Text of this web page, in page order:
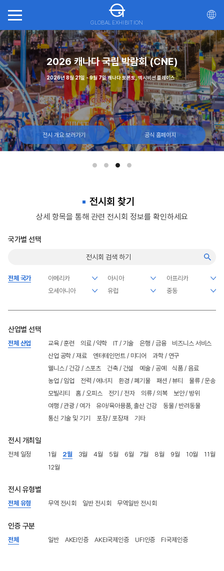
GLOBAL EXHIBITION
회(ITTS)
트리올 캐나다
전시 개요 보러가기 공식 홈페이지
스
일, 라스베이거스 컨벤션 센터
전시 개요 보러가기 공식 홈페이지
2026 캐나다 국립 박람회 (CNE)
2026년 8월 21일 - 9월 7일 캐나다 토론토, 엑시비션 플레이스
전시 개요 보러가기 공식 홈페이지
2026년 10월 21일 - 23일 마리
전시회 찾기
상세 항목을 통해 관련 전시회 정보를 확인하세요
국가별 선택
전체 국가
산업별 선택
전체 산업 교육 / 훈련 의료 / 약학 IT / 기술 은행 / 금융
비즈니스 서비스
산업 공학 / 재료
엔터테인먼트 / 미디어
과학 / 연구
웰니스 / 건강 / 스포츠
건축 / 건설 예술 / 공예
식품 / 음료
농업 / 임업
전력 / 에너지 환경 / 폐기물 패션 / 뷰티
물류 / 운송
모빌리티
홈 / 오피스 전기 / 전자 의류 / 의복
보안 / 방위
여행 / 관광 / 여가
유아/육아용품, 출산 건강
동물 / 반려동물
통신 기술 및 기기
포장 / 포장재 기타
전시 개최일
전체 일정 1월 2월 3월 4월 5월 6월 7월 8월 9월 10월
11월
12월
전시 유형별
전체 유형 무역 전시회 일반 전시회 무역일반 전시회
인증 구분
전체 일반 AKEI인증 AKEI국제인증 UFI인증 FI국제인증